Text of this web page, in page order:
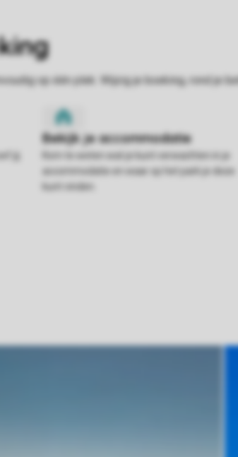
jij
Kom te weten wat je kunt verwachten in je
accommodatie en waar op het park je deze
kunt vinden.